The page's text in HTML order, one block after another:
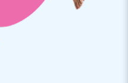
algo de errado, estamos